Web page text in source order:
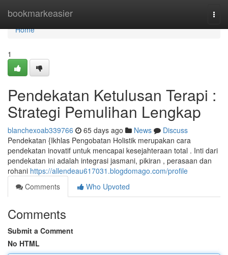
bookmarkeasier
Home
Home
1
Pendekatan Ketulusan Terapi :
Strategi Pemulihan Lengkap
blanchexoab339766 65 days ago News
Discuss
Pendekatan {Ikhlas Pengobatan Holistik merupakan cara
pendekatan inovatif untuk mencapai kesejahteraan total . Inti dari
pendekatan ini adalah integrasi jasmani, pikiran , perasaan dan
rohani https://allendeau617031.blogdomago.com/profile
Comments
Who Upvoted
Comments
Submit a Comment
No HTML